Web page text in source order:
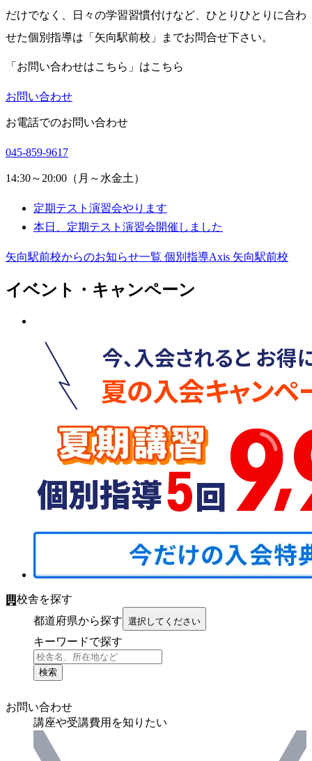
だけでなく、日々の学習習慣付けなど、ひとりひとりに合わ
せた個別指導は「矢向駅前校」までお問合せ下さい。
「お問い合わせはこちら」はこちら
お問い合わせ
お電話でのお問い合わせ
045-859-9617
14:30～20:00（月～水金土）
定期テスト演習会やります
本日、定期テスト演習会開催しました
矢向駅前校からのお知らせ一覧 個別指導Axis 矢向駅前校
イベント・キャンペーン
校舎を探す
都道府県から探す 選択してください
キーワードで探す
検索
お問い合わせ
講座や受講費用を知りたい